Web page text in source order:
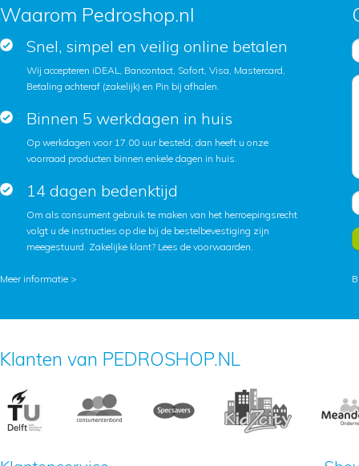
Waarom Pedroshop.nl
Snel, simpel en veilig online betalen
Wij accepteren iDEAL, Bancontact, Sofort, Visa, Mastercard,
Betaling achteraf (zakelijk) en Pin bij afhalen.
Binnen 5 werkdagen in huis
Op werkdagen voor 17.00 uur besteld, dan heeft u onze
voorraad producten binnen enkele dagen in huis.
14 dagen bedenktijd
Om als consument gebruik te maken van het herroepingsrecht
volgt u de instructies op die bij de bestelbevestiging zijn
meegestuurd. Zakelijke klant? Lees de voorwaarden.
Meer informatie >
Klanten van PEDROSHOP.NL